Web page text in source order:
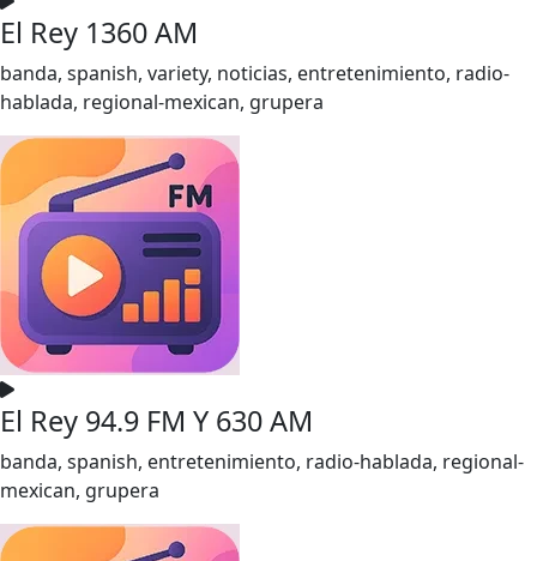
El Rey 1360 AM
banda, spanish, variety, noticias, entretenimiento, radio-
hablada, regional-mexican, grupera
El Rey 94.9 FM Y 630 AM
banda, spanish, entretenimiento, radio-hablada, regional-
mexican, grupera